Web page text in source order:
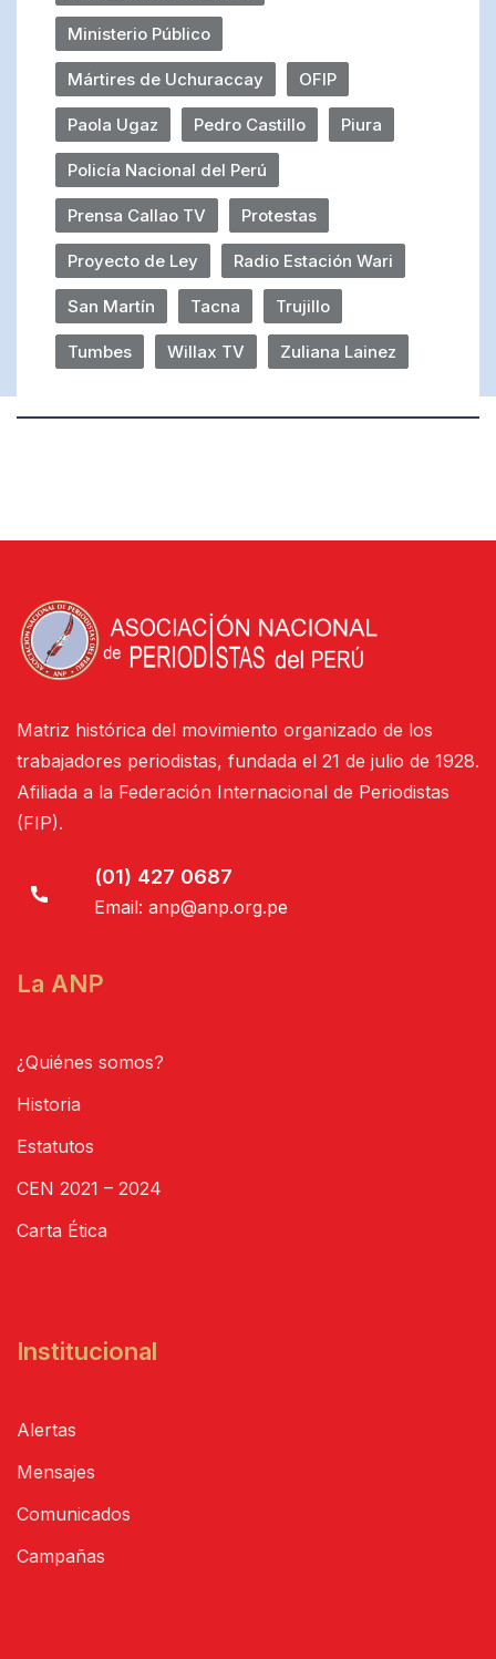
Ministerio Público
Mártires de Uchuraccay OFIP
Paola Ugaz Pedro Castillo Piura
Policía Nacional del Perú
Prensa Callao TV Protestas
Proyecto de Ley Radio Estación Wari
San Martín Tacna Trujillo
Tumbes Willax TV Zuliana Lainez
Matriz histórica del movimiento organizado de los
trabajadores periodistas, fundada el 21 de julio de 1928.
Afiliada a la Federación Internacional de Periodistas
(FIP).
(01) 427 0687
Email: anp@anp.org.pe
La ANP
¿Quiénes somos?
Historia
Estatutos
CEN 2021 – 2024
Carta Ética
Institucional
Alertas
Mensajes
Comunicados
Campañas